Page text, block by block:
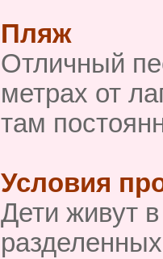
Пляж
Отличный
метрах от
там
Условия
Дети живут